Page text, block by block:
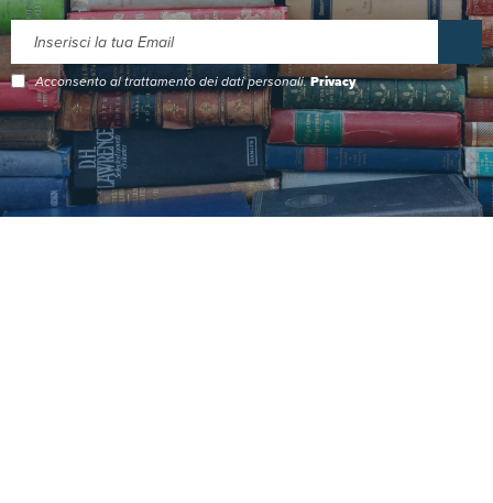
Acconsento al trattamento dei dati personali.Privacy